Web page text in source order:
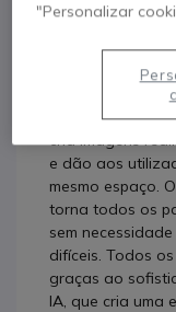
Poly
Imagens
A potente
cria imagens
e dão aos
mesmo espaço.
torna todos os
sem
difíceis. Todos
graças ao
IA, que cria uma
"Personalizar